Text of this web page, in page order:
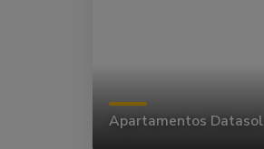
Apartamentos Datasol